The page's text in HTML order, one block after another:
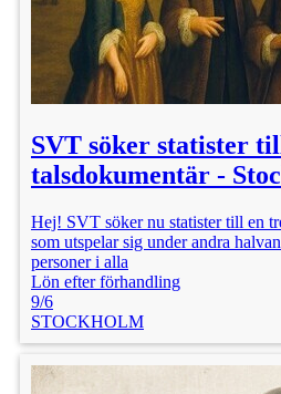
SVT söker statister
talsdokumentär -
Hej! SVT söker nu statister till en
som utspelar sig under andra
personer i alla
Lön efter förhandling
9/6
STOCKHOLM